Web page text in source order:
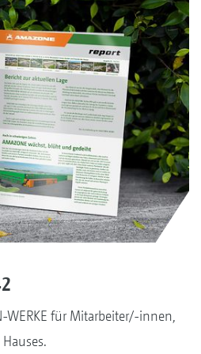
WERKE für Mitarbeiter/-innen,